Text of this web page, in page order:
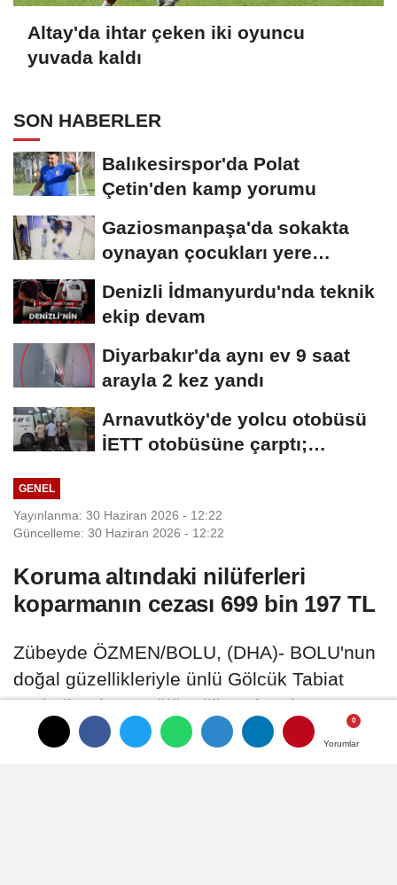
Yorumlar
Altay'da ihtar çeken iki oyuncu
yuvada kaldı
SON HABERLER
Balıkesirspor'da Polat
Çetin'den kamp yorumu
Gaziosmanpaşa'da sokakta
oynayan çocukları yere
düşürüp darbetti
Denizli İdmanyurdu'nda teknik
ekip devam
Diyarbakır'da aynı ev 9 saat
arayla 2 kez yandı
Arnavutköy'de yolcu otobüsü
İETT otobüsüne çarptı;
GENEL
Yayınlanma: 30 Haziran 2026 - 12:22
Güncelleme: 30 Haziran 2026 - 12:22
Koruma altındaki nilüferleri
koparmanın cezası 699 bin 197 TL
Zübeyde ÖZMEN/BOLU, (DHA)- BOLU'nun
doğal güzellikleriyle ünlü Gölcük Tabiat
Parkı ile Abant Gölü Milli Parkı'nda
havaların ısınmasıyla birlikte nilüfer
Yorumlar